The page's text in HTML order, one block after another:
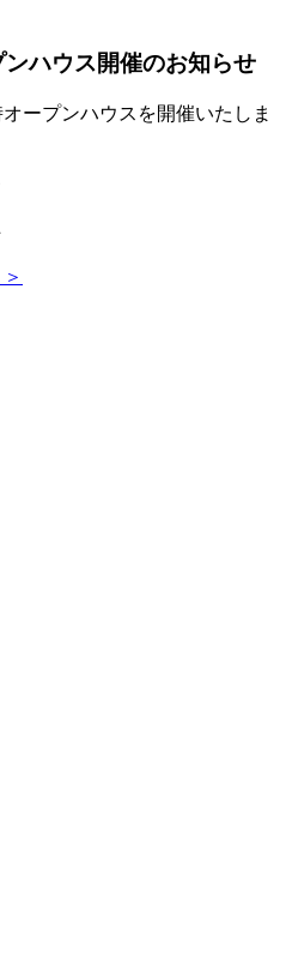
ハウス開催のお知らせ
ープンハウスを開催いたしま